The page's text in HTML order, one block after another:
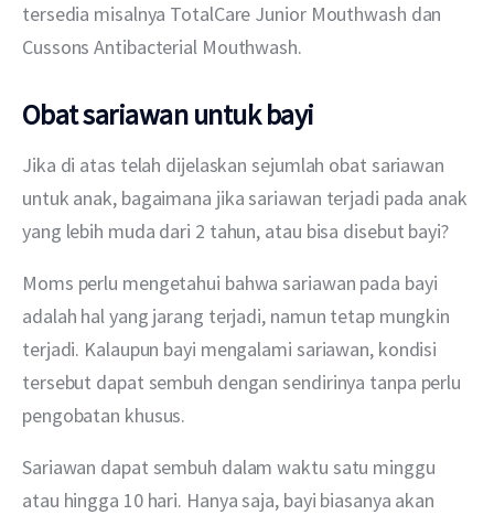
tersedia misalnya TotalCare Junior Mouthwash dan
Cussons Antibacterial Mouthwash.
Obat sariawan untuk bayi
Jika di atas telah dijelaskan sejumlah obat sariawan
untuk anak, bagaimana jika sariawan terjadi pada anak
yang lebih muda dari 2 tahun, atau bisa disebut bayi?
Moms perlu mengetahui bahwa sariawan pada bayi
adalah hal yang jarang terjadi, namun tetap mungkin
terjadi. Kalaupun bayi mengalami sariawan, kondisi
tersebut dapat sembuh dengan sendirinya tanpa perlu
pengobatan khusus.
Sariawan dapat sembuh dalam waktu satu minggu
atau hingga 10 hari. Hanya saja, bayi biasanya akan